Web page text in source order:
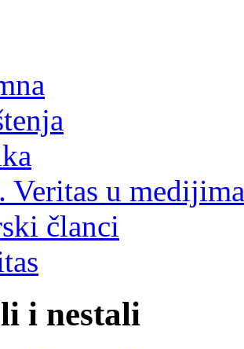
Veritas u medijima
članci
i nestali